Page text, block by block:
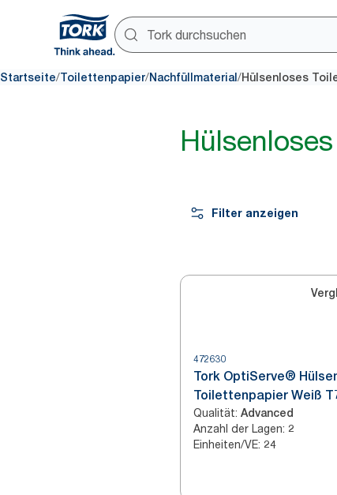
Startseite/Toilettenpapier/Nachfüllmaterial/Hülsenloses
Filter anzeigen
472630
Tork OptiServe®
Toilettenpapier Weiß
Qualität: Advanced
Anzahl der Lagen: 2
Einheiten/VE: 24